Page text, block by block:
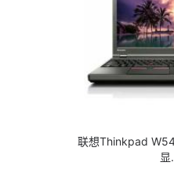
联想Thinkpad
显